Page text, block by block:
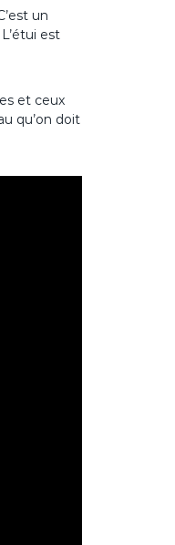
un
est
et ceux
qu’on doit